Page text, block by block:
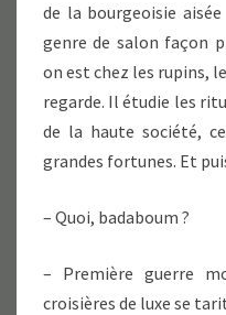
de la bourgeoisie
genre de salon façon
on est chez les rupins,
regarde. Il étudie les
de la haute société,
grandes fortunes. Et
– Quoi, badaboum ?
– Première guerre
croisières de luxe se